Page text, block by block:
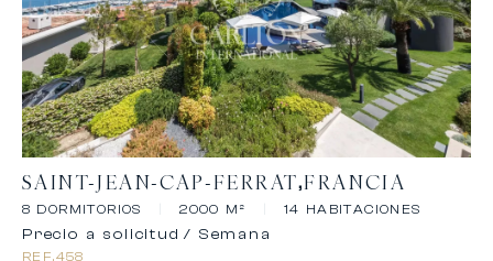
SAINT-JEAN-CAP-FERRAT FRANCIA
8 DORMITORIOS 2000 M² 14 HABITACIONES
REF.458
Precio a solicitud / Semana